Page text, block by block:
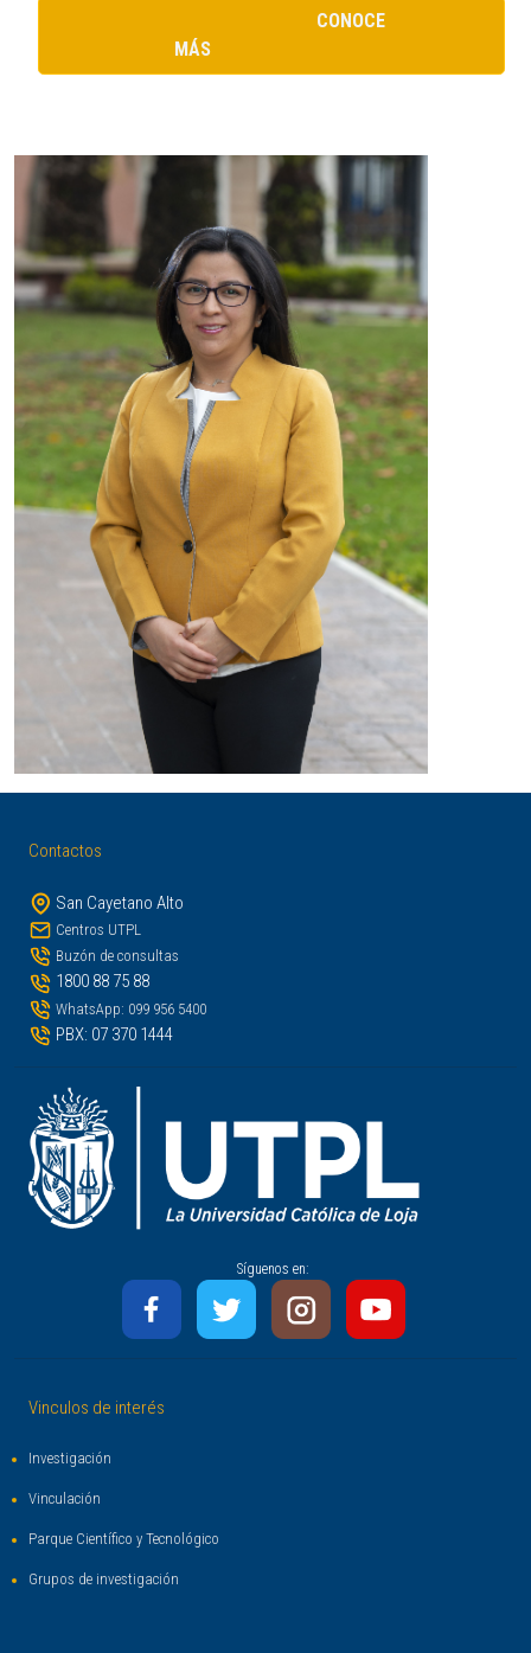
CONOCE
MÁS
Contactos
San Cayetano Alto
Centros UTPL
Buzón de consultas
1800 88 75 88
WhatsApp: 099 956 5400
PBX: 07 370 1444
Síguenos en:
Vinculos de interés
Investigación
Vinculación
Parque Científico y Tecnológico
Grupos de investigación